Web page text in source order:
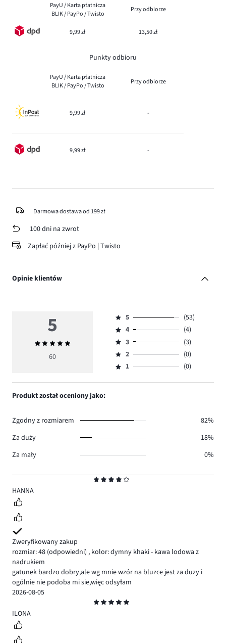
PayU / Karta płatnicza
BLIK / PayPo / Twisto
Przy odbiorze
9,99 zł 13,50 zł
Punkty odbioru
PayU / Karta płatnicza
BLIK / PayPo / Twisto
Przy odbiorze
9,99 zł -
9,99 zł -
Darmowa dostawa od 199 zł
100 dni na zwrot
Zapłać później z PayPo | Twisto
Opinie klientów
4
HANNA
Zweryfikowany zakup
rozmiar: 48 (odpowiedni) , kolor: dymny khaki - kawa lodowa z
nadrukiem
gatunek bardzo dobry,ale wg mnie wzór na bluzce jest za duzy i
ogólnie nie podoba mi sie,więc odsyłam
2026-08-05
5
ILONA
5
Średnia
ocena
60
Ocena
5,
ilość
głosów
53.
5
(53)
Ocena
4,
ilość
głosów
4
(4)
Ocena
3,
ilość
3
(3)
Ocena
2,
2
(0)
Ocena
1,
1 (0)
Produkt został oceniony jako:
Zgodny z rozmiarem
82%
Za duży
18%
Za mały
0%